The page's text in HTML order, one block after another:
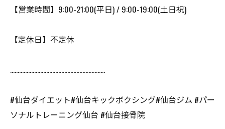
【営業時間】9:00-21:00(平日) / 9:00-19:00(土日祝)
【定休日】不定休
………………………………………………………
#仙台ダイエット#仙台キックボクシング#仙台ジム #パー
ソナルトレーニング仙台 #仙台接骨院